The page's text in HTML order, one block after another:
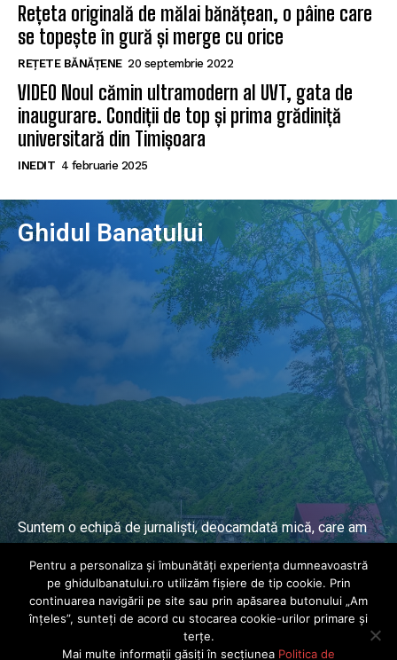
Rețeta originală de mălai bănățean, o pâine care
se topește în gură și merge cu orice
REȚETE BĂNĂȚENE 20 septembrie 2022
VIDEO Noul cămin ultramodern al UVT, gata de
inaugurare. Condiții de top și prima grădiniță
universitară din Timișoara
INEDIT 4 februarie 2025
Ghidul Banatului
Suntem o echipă de jurnaliști, deocamdată mică, care am
lucrat și lucrăm în presa locală și națională de mai mulți
ani.
Pentru a personaliza și îmbunătăți experiența dumneavoastră
pe ghidulbanatului.ro utilizăm fișiere de tip cookie. Prin
continuarea navigării pe site sau prin apăsarea butonului „Am
înțeles”, sunteți de acord cu stocarea cookie-urilor primare și
terțe.
Mai multe informații găsiți în secțiunea Politica de